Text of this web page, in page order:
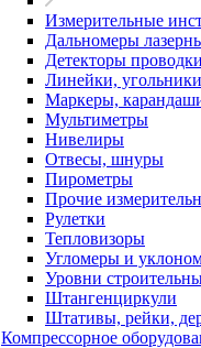
Измерительные
Дальномеры
Детекторы проводки
Линейки, угольники
Маркеры,
Мультиметры
Нивелиры
Отвесы, шнуры
Пирометры
Прочие
Рулетки
Тепловизоры
Угломеры и
Уровни
Штангенциркули
Штативы, рейки,
Компрессорное